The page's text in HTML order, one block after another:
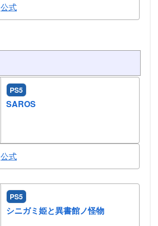
公式
PS5
SAROS
公式
PS5
シニガミ姫と異書館ノ怪物